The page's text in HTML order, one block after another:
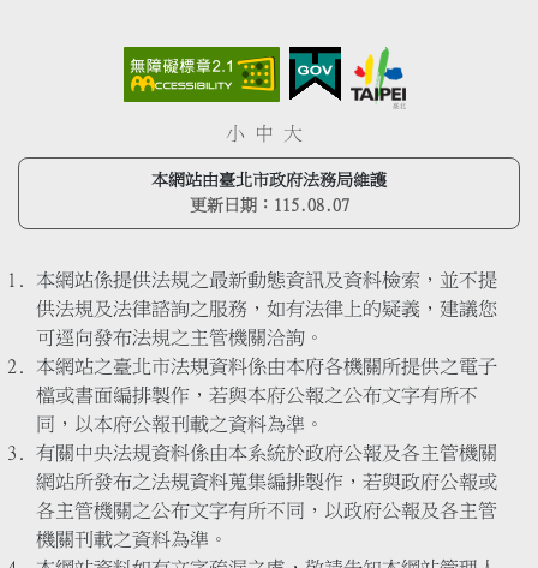
小 中 大
本網站由臺北市政府法務局維護
更新日期： 115.08.07
本網站係提供法規之最新動態資訊及資料檢索，並不提
供法規及法律諮詢之服務，如有法律上的疑義，建議您
可逕向發布法規之主管機關洽詢。
本網站之臺北市法規資料係由本府各機關所提供之電子
檔或書面編排製作，若與本府公報之公布文字有所不
同，以本府公報刊載之資料為準。
有關中央法規資料係由本系統於政府公報及各主管機關
網站所發布之法規資料蒐集編排製作，若與政府公報或
各主管機關之公布文字有所不同，以政府公報及各主管
機關刊載之資料為準。